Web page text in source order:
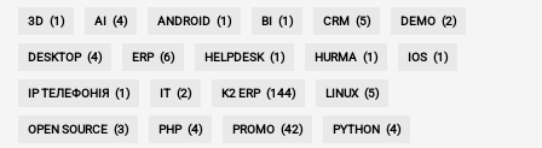
3D (1) AI (4) ANDROID (1) BI (1) CRM (5) DEMO (2)
DESKTOP (4) ERP (6) HELPDESK (1) HURMA (1) IOS (1)
IP ТЕЛЕФОНІЯ (1) IT (2) K2 ERP (144) LINUX (5)
OPEN SOURCE (3) PHP (4) PROMO (42) PYTHON (4)